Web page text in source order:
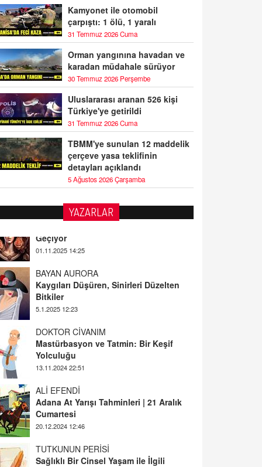
Kamyonet ile otomobil
çarpıştı: 1 ölü, 1 yaralı
31 Temmuz 2026 Cuma
Orman yangınına havadan ve
karadan müdahale sürüyor
30 Temmuz 2026 Perşembe
Uluslararası aranan 526 kişi
Türkiye'ye getirildi
31 Temmuz 2026 Cuma
TBMM'ye sunulan 12 maddelik
çerçeve yasa teklifinin
detayları açıklandı
5 Ağustos 2026 Çarşamba
YAZARLAR
BAYAN AURORA
Kaygıları Düşüren, Sinirleri Düzelten
5.1.2025 12:23
DOKTOR CİVANIM
Mastürbasyon ve Tatmin: Bir Keşif
13.11.2024 22:51
ALİ EFENDİ
Adana At Yarışı Tahminleri | 21 Aralık
Cumartesi
20.12.2024 12:46
TUTKUNUN PERİSİ
Sağlıklı Bir Cinsel Yaşam ile İlgili
Bilinmesi Gerekenler
08.11.2024 13:16